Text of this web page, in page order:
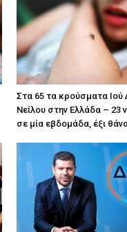
Στα 65 τα κρούσματα Ιού
Νείλου στην Ελλάδα – 23
σε μία εβδομάδα, έξι